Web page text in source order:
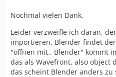
Nochmal vielen Dank,
Leider verzweifle ich daran,
importieren, Blender findet
''öffnen mit.. Blender'' kommt
das als Wavefront, also object
das scheint Blender anders zu